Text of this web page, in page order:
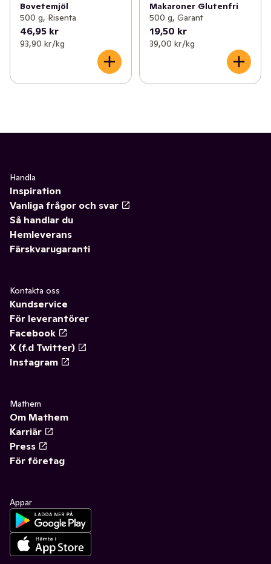
Bovetemjöl
500 g, Risenta
46,95 kr
93,90 kr /kg
Makaroner Glutenfri
500 g, Garant
19,50 kr
39,00 kr /kg
Handla
Inspiration
Vanliga frågor och svar
Så handlar du
Hemleverans
Färskvarugaranti
Kontakta oss
Kundservice
För leverantörer
Facebook
X (f.d Twitter)
Instagram
Mathem
Om Mathem
Karriär
Press
För företag
Appar